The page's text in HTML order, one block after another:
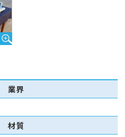
業界
材質